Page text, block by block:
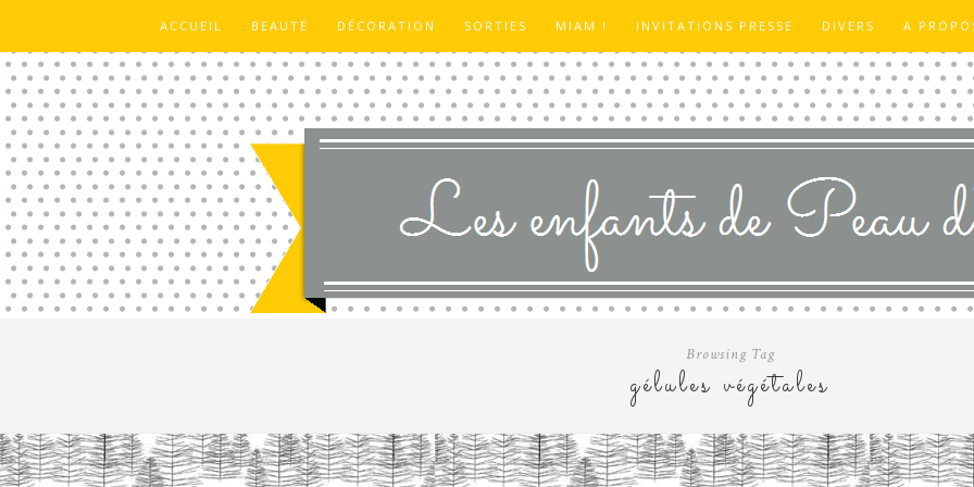
ACCUEIL BEAUTÉ DÉCORATION SORTIES MIAM ! INVITATIONS PRESSE DIVERS A
Browsing Tag
gélules végétales